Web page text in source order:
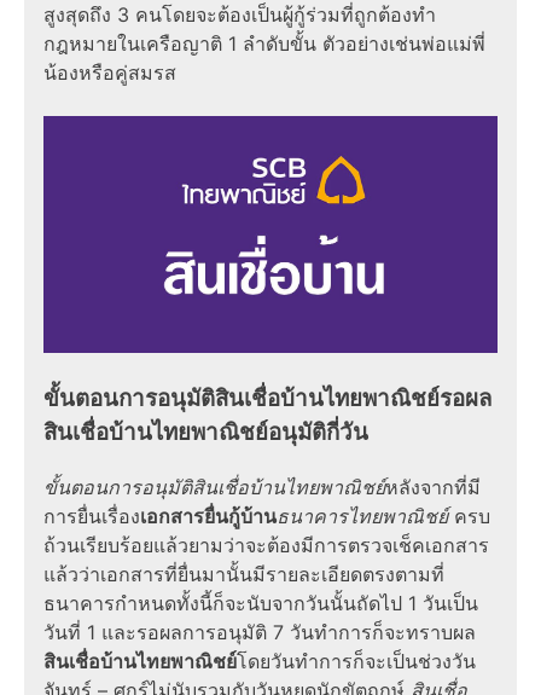
สูงสุดถึง 3 คนโดยจะต้องเป็นผู้กู้ร่วมที่ถูกต้องทำ
กฎหมายในเครือญาติ 1 ลำดับขั้น ตัวอย่างเช่นพ่อแม่พี่
น้องหรือคู่สมรส
ขั้นตอนการอนุมัติสินเชื่อบ้านไทยพาณิชย์รอผล
สินเชื่อบ้านไทยพาณิชย์อนุมัติกี่วัน
ขั้นตอนการอนุมัติสินเชื่อบ้านไทยพาณิชย์หลังจากที่มี
การยื่นเรื่องเอกสารยื่นกู้บ้านธนาคารไทยพาณิชย์ครบ
ถ้วนเรียบร้อยแล้วยามว่าจะต้องมีการตรวจเช็คเอกสาร
แล้วว่าเอกสารที่ยื่นมานั้นมีรายละเอียดตรงตามที่
ธนาคารกำหนดทั้งนี้ก็จะนับจากวันนั้นถัดไป 1 วันเป็น
วันที่ 1 และรอผลการอนุมัติ 7 วันทำการก็จะทราบผล
สินเชื่อบ้านไทยพาณิชย์โดยวันทำการก็จะเป็นช่วงวัน
จันทร์ – ศุกร์ไม่นับรวมกับวันหยุดนักขัตฤกษ์ สินเชื่อ